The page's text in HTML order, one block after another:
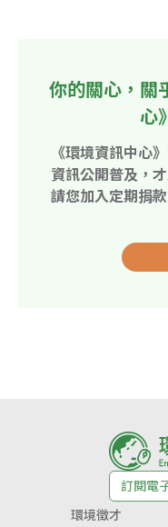
你的關心，關
心
《環境資訊中心
資訊公開普及，
請您加入定期捐
訂閱電
環境徵才